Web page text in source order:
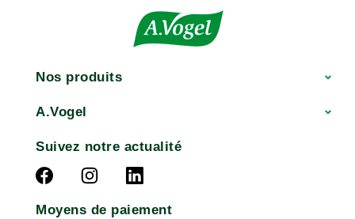
Nos produits
A.Vogel
Suivez notre actualité
Moyens de paiement